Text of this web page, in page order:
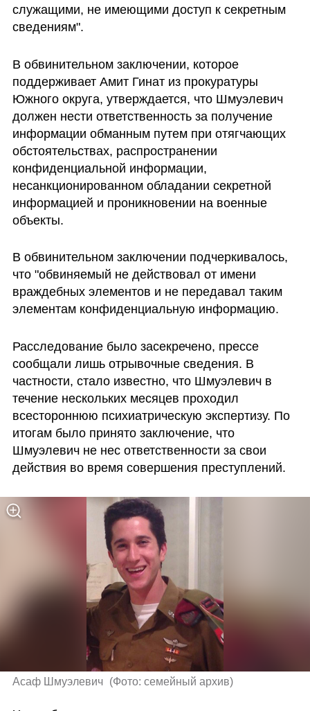
служащими, не имеющими доступ к секретным
сведениям".
В обвинительном заключении, которое
поддерживает Амит Гинат из прокуратуры
Южного округа, утверждается, что Шмуэлевич
должен нести ответственность за получение
информации обманным путем при отягчающих
обстоятельствах, распространении
конфиденциальной информации,
несанкционированном обладании секретной
информацией и проникновении на военные
объекты.
В обвинительном заключении подчеркивалось,
что "обвиняемый не действовал от имени
враждебных элементов и не передавал таким
элементам конфиденциальную информацию.
Расследование было засекречено, прессе
сообщали лишь отрывочные сведения. В
частности, стало известно, что Шмуэлевич в
течение нескольких месяцев проходил
всестороннюю психиатрическую экспертизу. По
итогам было принято заключение, что
Шмуэлевич не нес ответственности за свои
действия во время совершения преступлений.
Асаф Шмуэлевич (Фото: семейный архив)